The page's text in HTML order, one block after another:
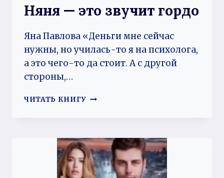
Няня — это звучит гордо
Яна Павлова «Деньги мне сейчас
нужны, но училась-то я на психолога,
а это чего-то да стоит. А с другой
стороны,…
ЧИТАТЬ КНИГУ НЯНЯ
ГОРДО